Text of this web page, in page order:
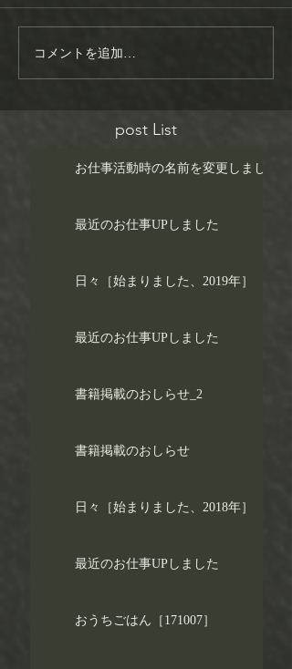
コメントを追加…
post List
お仕事活動時の名前を変更しました！
最近のお仕事UPしました
日々［始まりました、2019年］
最近のお仕事UPしました
書籍掲載のおしらせ_2
書籍掲載のおしらせ
日々［始まりました、2018年］
最近のお仕事UPしました
おうちごはん［171007］